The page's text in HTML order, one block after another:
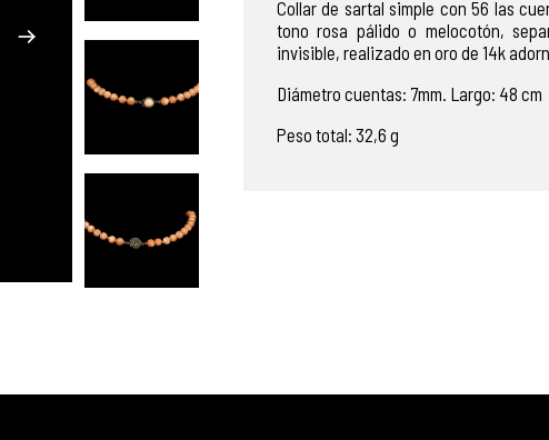
Collar de sartal simple con 56 las
tono rosa pálido o melocotón,
invisible, realizado en oro de 14k
Diámetro cuentas: 7mm. Largo: 48 cm
Peso total: 32,6 g